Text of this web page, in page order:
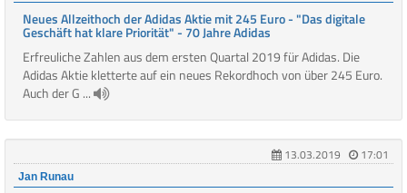
Neues Allzeithoch der Adidas Aktie mit 245 Euro - "Das digitale
Geschäft hat klare Priorität" - 70 Jahre Adidas
Erfreuliche Zahlen aus dem ersten Quartal 2019 für Adidas. Die
Adidas Aktie kletterte auf ein neues Rekordhoch von über 245 Euro.
Auch der G ...
13.03.2019 17:01
Jan Runau